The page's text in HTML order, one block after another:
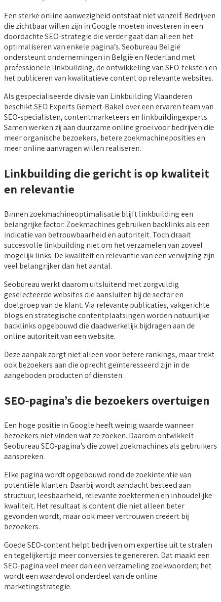
Een sterke online aanwezigheid ontstaat niet vanzelf. Bedrijven
die zichtbaar willen zijn in Google moeten investeren in een
doordachte SEO-strategie die verder gaat dan alleen het
optimaliseren van enkele pagina’s. Seobureau België
ondersteunt ondernemingen in België en Nederland met
professionele linkbuilding, de ontwikkeling van SEO-teksten en
het publiceren van kwalitatieve content op relevante websites.
Als gespecialiseerde divisie van Linkbuilding Vlaanderen
beschikt SEO Experts Gemert-Bakel over een ervaren team van
SEO-specialisten, contentmarketeers en linkbuildingexperts.
Samen werken zij aan duurzame online groei voor bedrijven die
meer organische bezoekers, betere zoekmachineposities en
meer online aanvragen willen realiseren.
Linkbuilding die gericht is op kwaliteit
en relevantie
Binnen zoekmachineoptimalisatie blijft linkbuilding een
belangrijke factor. Zoekmachines gebruiken backlinks als een
indicatie van betrouwbaarheid en autoriteit. Toch draait
succesvolle linkbuilding niet om het verzamelen van zoveel
mogelijk links. De kwaliteit en relevantie van een verwijzing zijn
veel belangrijker dan het aantal.
Seobureau werkt daarom uitsluitend met zorgvuldig
geselecteerde websites die aansluiten bij de sector en
doelgroep van de klant. Via relevante publicaties, vakgerichte
blogs en strategische contentplaatsingen worden natuurlijke
backlinks opgebouwd die daadwerkelijk bijdragen aan de
online autoriteit van een website.
Deze aanpak zorgt niet alleen voor betere rankings, maar trekt
ook bezoekers aan die oprecht geïnteresseerd zijn in de
aangeboden producten of diensten.
SEO-pagina’s die bezoekers overtuigen
Een hoge positie in Google heeft weinig waarde wanneer
bezoekers niet vinden wat ze zoeken. Daarom ontwikkelt
Seobureau SEO-pagina’s die zowel zoekmachines als gebruikers
aanspreken.
Elke pagina wordt opgebouwd rond de zoekintentie van
potentiële klanten. Daarbij wordt aandacht besteed aan
structuur, leesbaarheid, relevante zoektermen en inhoudelijke
kwaliteit. Het resultaat is content die niet alleen beter
gevonden wordt, maar ook meer vertrouwen creëert bij
bezoekers.
Goede SEO-content helpt bedrijven om expertise uit te stralen
en tegelijkertijd meer conversies te genereren. Dat maakt een
SEO-pagina veel meer dan een verzameling zoekwoorden; het
wordt een waardevol onderdeel van de online
marketingstrategie.